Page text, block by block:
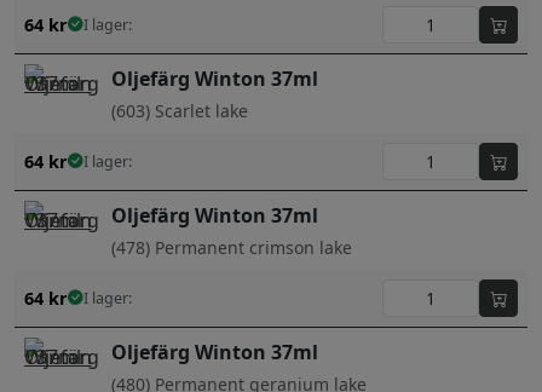
64 kr I lager:
Oljefärg Winton 37ml
(603) Scarlet lake
64 kr I lager:
Oljefärg Winton 37ml
(478) Permanent crimson lake
64 kr I lager:
Oljefärg Winton 37ml
(480) Permanent geranium lake